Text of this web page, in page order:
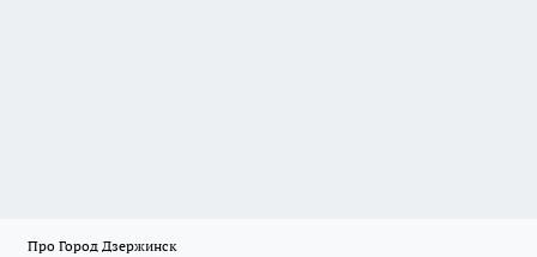
Про Город Дзержинск